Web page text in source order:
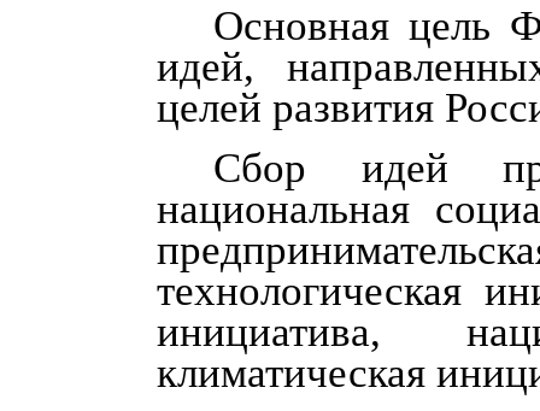
Основная цель
идей,
целей развития
Сбор идей
национальная
технологическая
инициатива,
климатическая